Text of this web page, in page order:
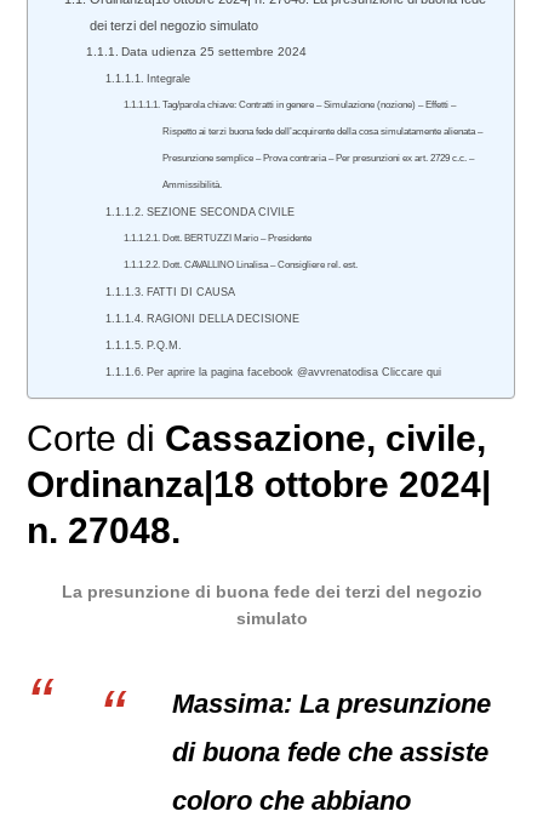
dei terzi del negozio simulato
Data udienza 25 settembre 2024
Integrale
Tag/parola chiave: Contratti in genere – Simulazione (nozione) – Effetti –
Rispetto ai terzi buona fede dell’acquirente della cosa simulatamente alienata –
Presunzione semplice – Prova contraria – Per presunzioni ex art. 2729 c.c. –
Ammissibilità.
SEZIONE SECONDA CIVILE
Dott. BERTUZZI Mario – Presidente
Dott. CAVALLINO Linalisa – Consigliere rel. est.
FATTI DI CAUSA
RAGIONI DELLA DECISIONE
P.Q.M.
Per aprire la pagina facebook @avvrenatodisa Cliccare qui
Corte di Cassazione, civile,
Ordinanza|18 ottobre 2024|
n. 27048.
La presunzione di buona fede dei terzi del negozio
simulato
Massima: La presunzione
di buona fede che assiste
coloro che abbiano